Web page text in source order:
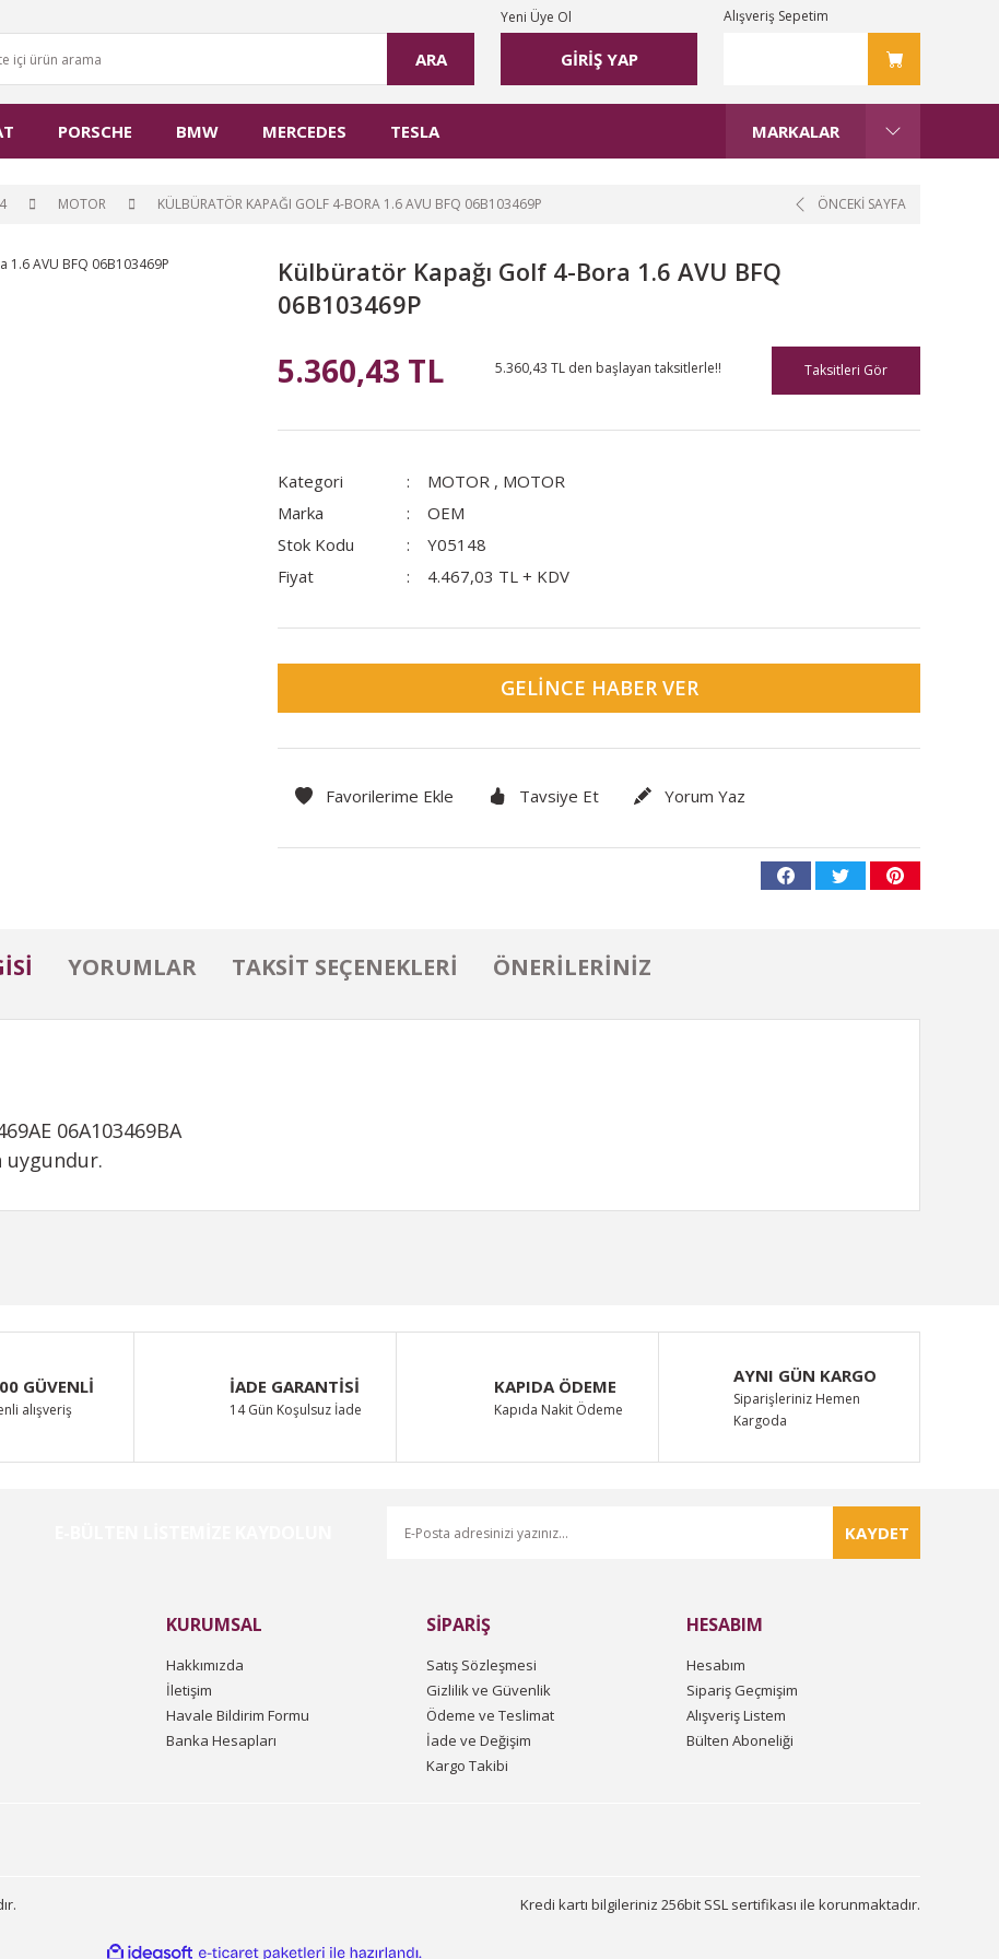
ARA GİRİŞ YAP
Yeni Üye Ol Alışveriş Sepetim
PORSCHE BMW MERCEDES TESLA MARKALAR
MOTOR KÜLBÜRATÖR KAPAĞI GOLF 4-BORA 1.6 AVU BFQ 06B103469P ÖNCEKİ SAYFA
Külbüratör Kapağı Golf 4-Bora 1.6 AVU BFQ
06B103469P
5.360,43 TL 5.360,43 TL den başlayan taksitlerle!! Taksitleri Gör
Kategori MOTOR , MOTOR
Marka
OEM
Stok Kodu
Y05148
Fiyat
4.467,03 TL + KDV
GELINCE HABER VER
Tavsiye Et Yorum Yaz
YORUMLAR TAKSIT SEÇENEKLERI ÖNERILERINIZ
06A103469BA
uygundur.
konularda yetersiz gördüğünüz noktaları öneri formunu kullanarak tarafımıza iletebilirsiniz.
GÜVENLİ
alışveriş
İADE GARANTİSİ
14 Gün Koşulsuz İade
KAPIDA ÖDEME
Kapıda Nakit Ödeme
AYNI GÜN KARGO
Siparişleriniz Hemen
Kargoda
KAYDET
KURUMSAL
Hakkımızda
İletişim
Havale Bildirim Formu
Banka Hesapları
SİPARİŞ
Satış Sözleşmesi
Gizlilik ve Güvenlik
Ödeme ve Teslimat
İade ve Değişim
Kargo Takibi
HESABIM
Hesabım
Sipariş Geçmişim
Alışveriş Listem
Bülten Aboneliği
Kredi kartı bilgileriniz 256bit SSL sertifikası ile korunmaktadır.
ideasoft e-